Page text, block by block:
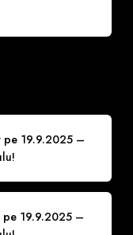
pe 19.9.2025 –
pe 19.9.2025 –